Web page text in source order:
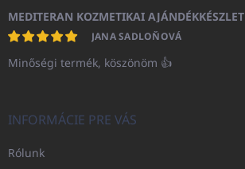
MEDITERAN KOZMETIKAI AJÁNDÉKKÉSZLET
JANA SADLOŇOVÁ
Minőségi termék, köszönöm 👍
INFORMÁCIE PRE VÁS
Rólunk